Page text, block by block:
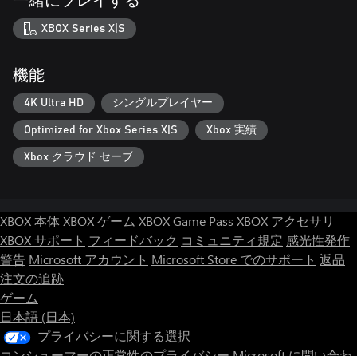
XBOX Series X|S
機能
4K Ultra HD シングルプレイヤー
Optimized for Xbox Series X|S Xbox 実績
Xbox クラウド セーブ
XBOX 本体XBOX ゲーム XBOX Game Pass XBOX アクセサリ
XBOX サポート フィードバック コミュニティ規定 感光性発作
警告 Microsoft アカウント Microsoft Store でのサポート 返品
注文の追跡
ゲーム
日本語 (日本)
プライバシーに関する選択